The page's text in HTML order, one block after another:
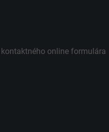
online formulára